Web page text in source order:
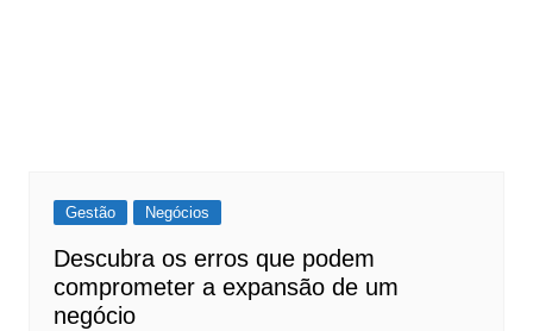
Gestão Negócios
Descubra os erros que podem
comprometer a expansão de um
negócio